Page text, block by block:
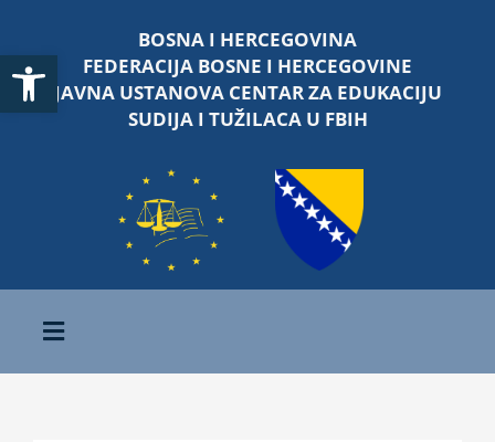
Open toolbar
content
BOSNA I HERCEGOVINA
FEDERACIJA BOSNE I HERCEGOVINE
JAVNA USTANOVA CENTAR ZA EDUKACIJU
SUDIJA I TUŽILACA U FBIH
Toggle
Navigation